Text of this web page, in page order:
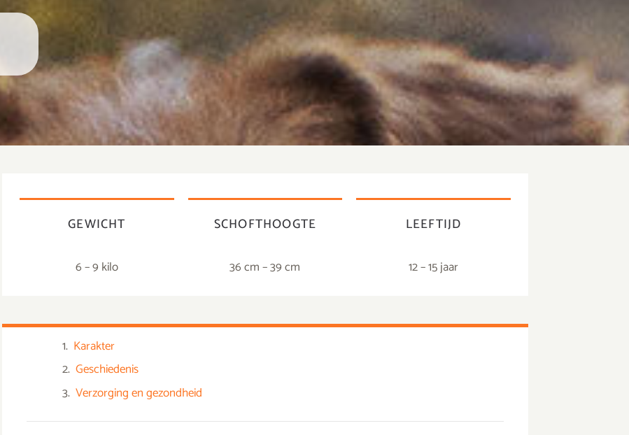
GEWICHT
6 – 9 kilo
SCHOFTHOOGTE
36 cm – 39 cm
LEEFTIJD
12 – 15 jaar
Karakter
Geschiedenis
Verzorging en gezondheid